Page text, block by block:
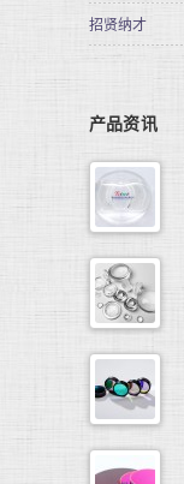
招贤纳才
产品资讯